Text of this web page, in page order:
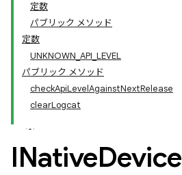
定数
パブリック メソッド
定数
UNKNOWN_API_LEVEL
パブリック メソッド
checkApiLevelAgainstNextRelease
clearLogcat
INativeDevice